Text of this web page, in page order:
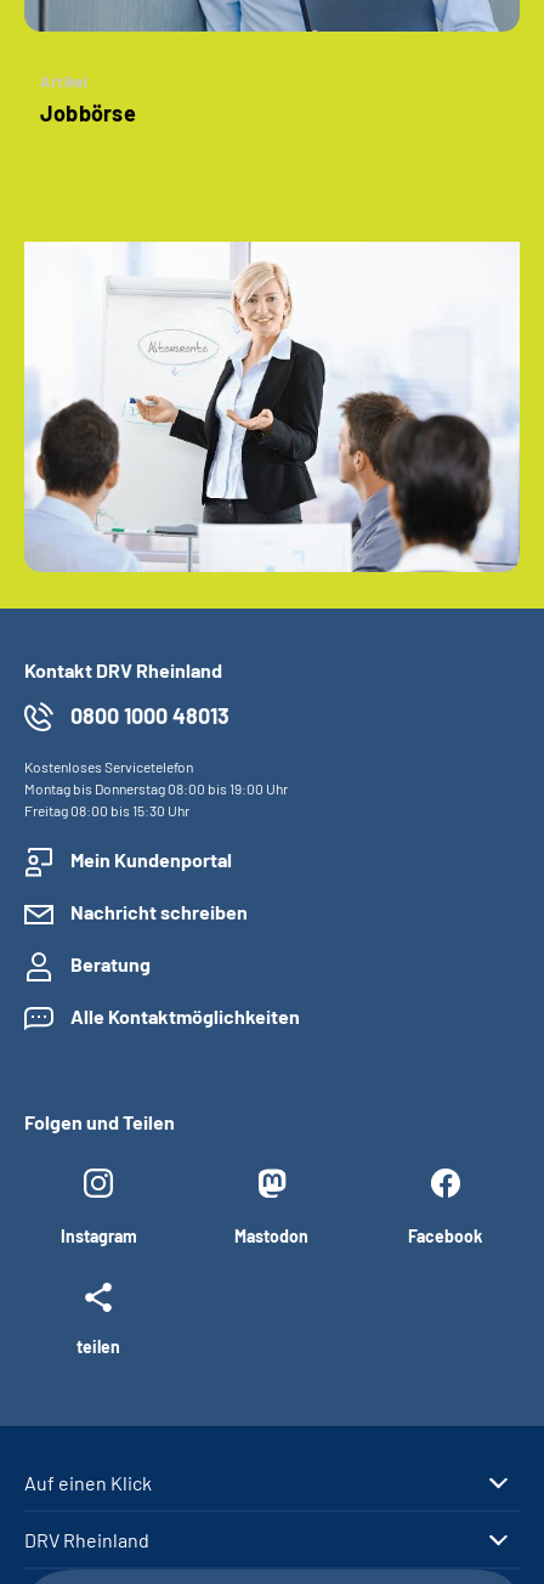
Artikel
Jobbörse
Kontakt DRV Rheinland
0800 1000 48013
Kostenloses Servicetelefon
Montag bis Donnerstag 08:00 bis 19:00 Uhr
Freitag 08:00 bis 15:30 Uhr
Mein Kundenportal
Nachricht schreiben
Beratung
Alle Kontaktmöglichkeiten
Folgen und Teilen
Instagram Mastodon Facebook
teilen
Auf einen Klick
DRV Rheinland